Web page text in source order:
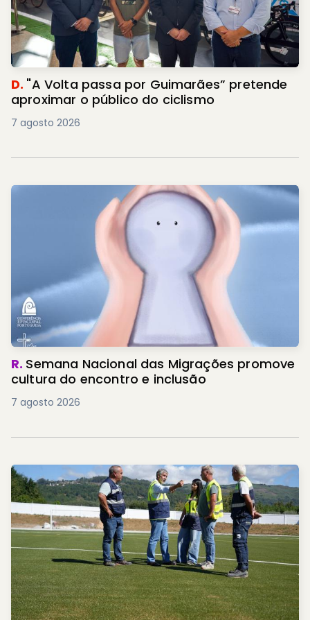
D. "A Volta passa por Guimarães” pretende
aproximar o público do ciclismo
7 agosto 2026
R. Semana Nacional das Migrações promove
cultura do encontro e inclusão
7 agosto 2026